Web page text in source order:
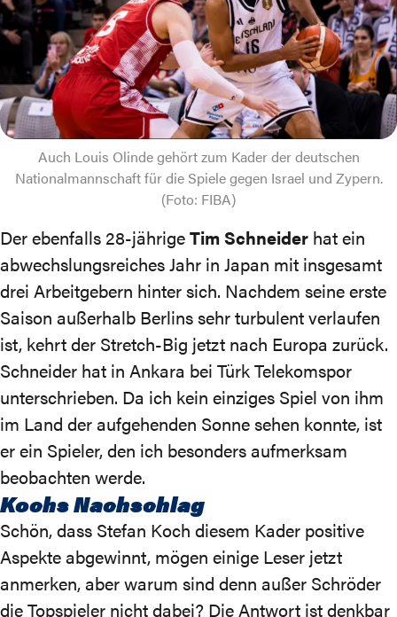
Auch Louis Olinde gehört zum Kader der deutschen
Nationalmannschaft für die Spiele gegen Israel und Zypern.
(Foto: FIBA)
Der ebenfalls 28-jährigeTim Schneider hat ein
abwechslungsreiches Jahr in Japan mit insgesamt
drei Arbeitgebern hinter sich. Nachdem seine erste
Saison außerhalb Berlins sehr turbulent verlaufen
ist, kehrt der Stretch-Big jetzt nach Europa zurück.
Schneider hat in Ankara bei Türk Telekomspor
unterschrieben. Da ich kein einziges Spiel von ihm
im Land der aufgehenden Sonne sehen konnte, ist
er ein Spieler, den ich besonders aufmerksam
beobachten werde.
Kochs Nachschlag
Schön, dass Stefan Koch diesem Kader positive
Aspekte abgewinnt, mögen einige Leser jetzt
anmerken, aber warum sind denn außer Schröder
die Topspieler nicht dabei? Die Antwort ist denkbar